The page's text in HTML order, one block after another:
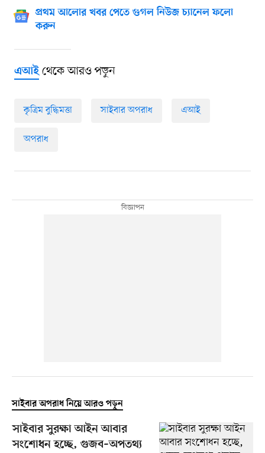
প্রথম আলোর খবর পেতে গুগল নিউজ চ্যানেল ফলো
করুন
এআইথেকে আরও পড়ুন
কৃত্রিম বুদ্ধিমত্তা সাইবার অপরাধ এআই
অপরাধ
সাইবার অপরাধ নিয়ে আরও পড়ুন
সাইবার সুরক্ষা আইন আবার
সংশোধন হচ্ছে, গুজব–অপতথ্য